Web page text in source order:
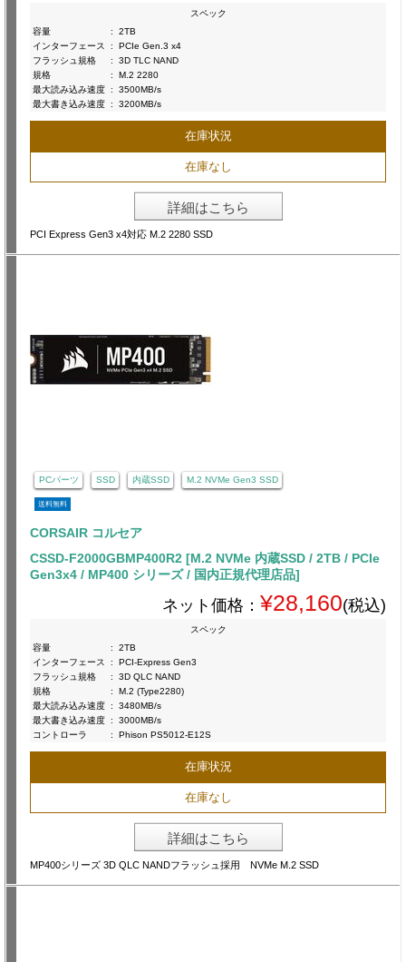
スペック
容量
:
2TB
インターフェース
:
PCIe Gen.3 x4
フラッシュ規格
:
3D TLC NAND
規格
:
M.2 2280
最大読み込み速度 :
3500MB/s
最大書き込み速度 : 3200MB/s
在庫状況
在庫なし
詳細はこちら
PCI Express Gen3 x4対応 M.2 2280 SSD
PCパーツ SSD 内蔵SSD M.2 NVMe Gen3 SSD
送料無料
CORSAIR コルセア
CSSD-F2000GBMP400R2 [M.2 NVMe 内蔵SSD / 2TB / PCIe
Gen3x4 / MP400 シリーズ / 国内正規代理店品]
ネット価格： ¥28,160(税込)
スペック
容量
:
2TB
インターフェース
:
PCI-Express Gen3
フラッシュ規格
:
3D QLC NAND
規格
:
M.2 (Type2280)
最大読み込み速度 :
3480MB/s
最大書き込み速度 :
3000MB/s
コントローラ
: Phison PS5012-E12S
在庫状況
在庫なし
詳細はこちら
MP400シリーズ 3D QLC NANDフラッシュ採用 NVMe M.2 SSD